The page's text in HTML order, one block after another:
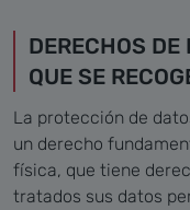
DERECHOS
QUE SE
La protección de
un derecho
física, que tiene
tratados sus datos